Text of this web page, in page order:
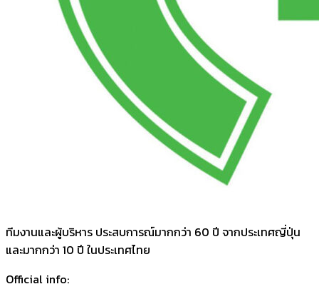
ทีมงานและผู้บริหาร ประสบการณ์มากกว่า 60 ปี จากประเทศญี่ปุ่น
และมากกว่า 10 ปี ในประเทศไทย
Official info: